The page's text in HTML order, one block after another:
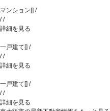
マンション[] /
//
詳細を見る
一戸建て[] /
//
詳細を見る
一戸建て[] /
//
詳細を見る